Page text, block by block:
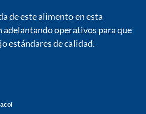
de este alimento en esta
adelantando operativos para que
estándares de calidad.